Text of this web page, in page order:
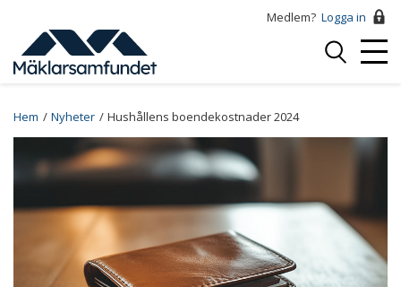
huvudinnehåll
Medlem? Logga in
Logga
Breadcrumb
Hem Nyheter Hushållens boendekostnader 2024